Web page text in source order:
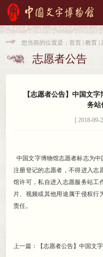
 志愿者公告
 您当前的位置是： 首页 教育
【志愿者公告】中国文
务站
[ 2018-
中国文字博物馆志愿者标志为
注册登记的志愿者，不得进入志
馆许可，私自进入志愿服务站工
片、视频或其他用途属于侵权行
责任。
上一篇： 【志愿者公告】中国文